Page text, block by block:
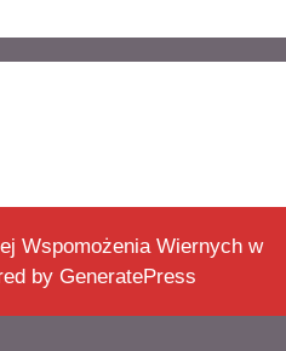
Wspomożenia Wiernych w
by GeneratePress